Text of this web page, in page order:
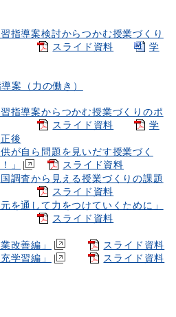
指導案検討からつかむ授業づくり
スライド資料
学
案（力の働き）
指導案からつかむ授業づくりのポ
スライド資料
学
後
が自ら問題を見いだす授業づく
」
スライド資料
調査から見える授業づくりの課題
スライド資料
を通して力をつけていくために」
スライド資料
改善編」
スライド資料
学習編」 スライド資料